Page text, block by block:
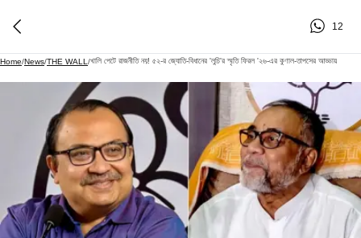
12
Home/News/THE WALL /খালি পেটে রাজনীতি নয়! ৫২-র জ্যোতি-বিধানের 'লুচি'র স্মৃতি ফিরল '২৬-এর কুণাল-তাপসের আড্ডায়